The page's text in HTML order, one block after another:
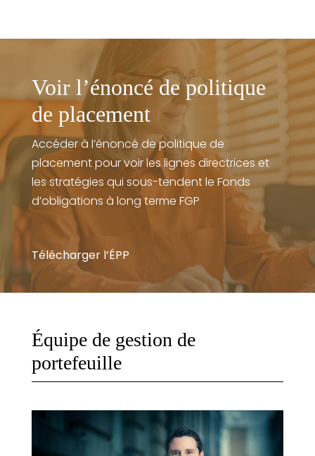
Voir l’énoncé de politique
de placement
Accéder à l’énoncé de politique de
placement pour voir les lignes directrices et
les stratégies qui sous-tendent le Fonds
d’obligations à long terme FGP
Télécharger l’ÉPP
Équipe de gestion de
portefeuille